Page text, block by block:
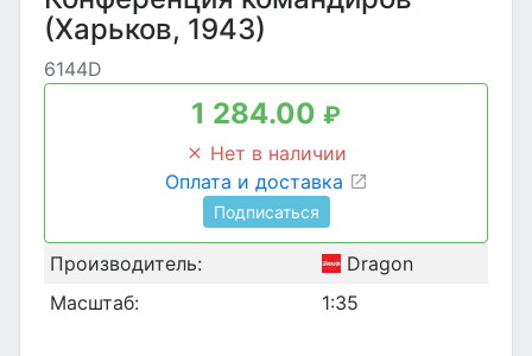
(Харьков, 1943)
6144D
1 284.00 ₽
Нет в наличии
Оплата и доставка
Подписаться
Производитель:
Dragon
Масштаб:
1:35